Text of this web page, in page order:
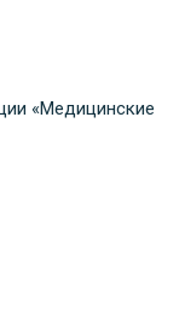
«Медицинские